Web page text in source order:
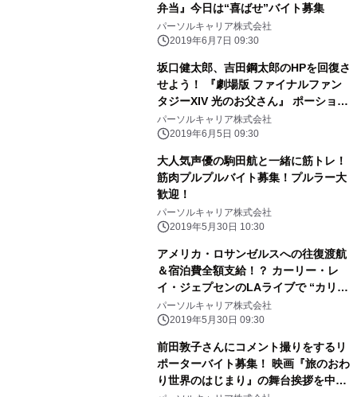
弁当』今日は“喜ばせ”バイト募集
パーソルキャリア株式会社
2019年6月7日 09:30
坂口健太郎、吉田鋼太郎のHPを回復さ
せよう！ 『劇場版 ファイナルファン
タジーXIV 光のお父さん』 ポーション
お届けバイト募集！
パーソルキャリア株式会社
2019年6月5日 09:30
大人気声優の駒田航と一緒に筋トレ！
筋肉プルプルバイト募集！プルラー大
歓迎！
パーソルキャリア株式会社
2019年5月30日 10:30
アメリカ・ロサンゼルスへの往復渡航
＆宿泊費全額支給！？ カーリー・レ
イ・ジェプセンのLAライブで “カリー
差し入れバイト”大募集！！
パーソルキャリア株式会社
2019年5月30日 09:30
前田敦子さんにコメント撮りをするリ
ポーターバイト募集！ 映画『旅のおわ
り世界のはじまり』の舞台挨拶を中